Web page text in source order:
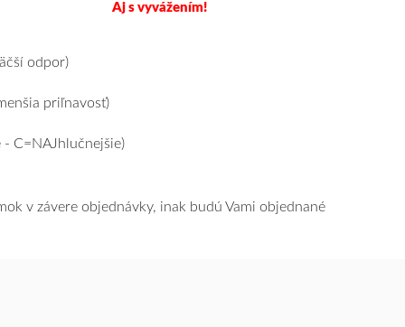
Aj s vyvážením!
odpor)
priľnavosť)
C=NAJhlučnejšie)
v závere objednávky, inak budú Vami objednané